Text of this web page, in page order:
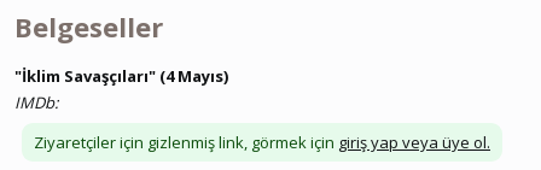
Belgeseller
"İklim Savaşçıları" (4 Mayıs)
IMDb:
Ziyaretçiler için gizlenmiş link, görmek için giriş yap veya üye ol.